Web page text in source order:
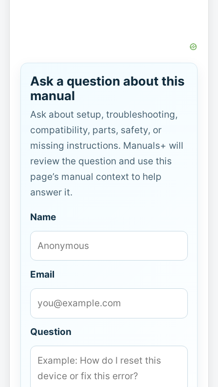
Ask a question about this
manual
Ask about setup, troubleshooting,
compatibility, parts, safety, or
missing instructions. Manuals+ will
review the question and use this
page’s manual context to help
answer it.
Name
Email
Question